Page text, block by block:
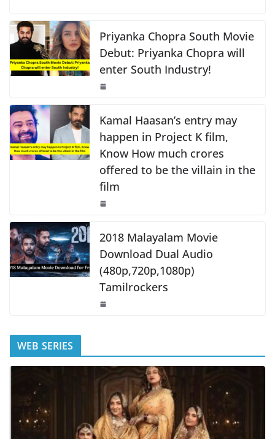
o
k
p
c
e
b
o
k
at
s
A
p
y
Li
n
k
e
Priyanka Chopra South Movie
Debut: Priyanka Chopra will
enter South Industry!
Kamal Haasan’s entry may
happen in Project K film,
Know How much crores
offered to be the villain in the
film
2018 Malayalam Movie
Download Dual Audio
(480p,720p,1080p)
Tamilrockers
WEB SERIES